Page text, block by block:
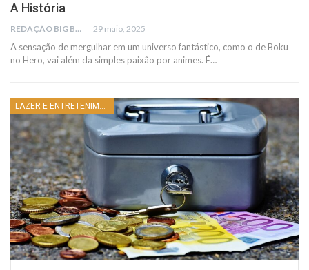
A História
REDAÇÃO BIG BUSCA 29 maio, 2025
A sensação de mergulhar em um universo fantástico, como o de Boku
no Hero, vai além da simples paixão por animes. É…
LAZER E ENTRETENIMENTO